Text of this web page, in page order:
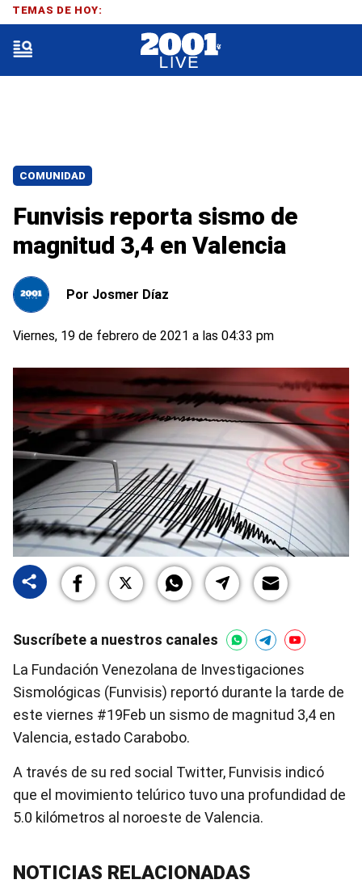
COMUNIDAD
Funvisis reporta sismo de
magnitud 3,4 en Valencia
Por Josmer Díaz
Viernes, 19 de febrero de 2021 a las 04:33 pm
Suscríbete a nuestros canales
La Fundación Venezolana de Investigaciones
Sismológicas (Funvisis) reportó durante la tarde de
este viernes #19Feb un sismo de magnitud 3,4 en
Valencia, estado Carabobo.
A través de su red social Twitter, Funvisis indicó
que el movimiento telúrico tuvo una profundidad de
5.0 kilómetros al noroeste de Valencia.
NOTICIAS RELACIONADAS
TEMAS DE HOY: